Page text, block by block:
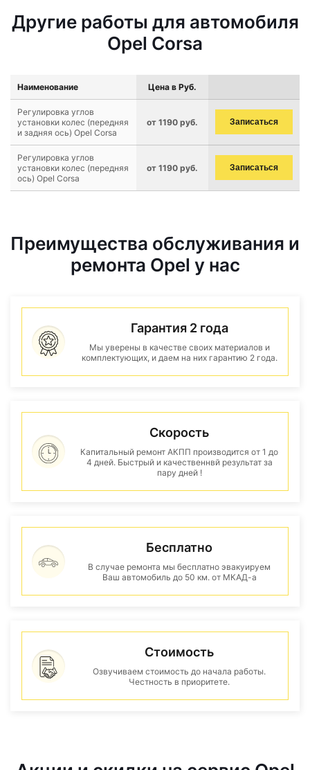
Другие работы для автомобиля
Opel Corsa
Наименование Цена в Руб.
Регулировка углов
установки колес (передняя
и задняя ось) Opel Corsa
от 1190 руб. Записаться
Регулировка углов
установки колес (передняя
ось) Opel Corsa
от 1190 руб. Записаться
Преимущества обслуживания и
ремонта Opel у нас
Гарантия 2 года
Мы уверены в качестве своих материалов и
комплектующих, и даем на них гарантию 2 года.
Скорость
Капитальный ремонт АКПП производится от 1 до
4 дней. Быстрый и качественнвй результат за
пару дней !
Бесплатно
В случае ремонта мы бесплатно эвакуируем
Ваш автомобиль до 50 км. от МКАД-а
Стоимость
Озвучиваем стоимость до начала работы.
Честность в приоритете.